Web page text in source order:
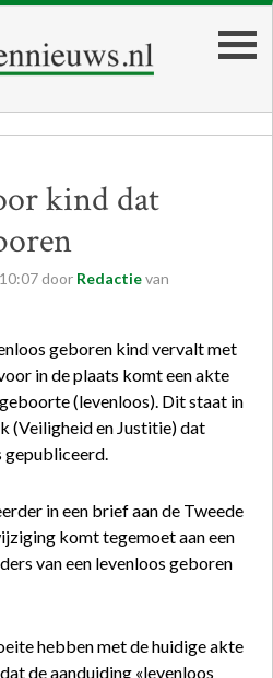
kind dat
10:07 door Redactievan
geboren kind vervalt met
in de plaats komt een akte
(levenloos). Dit staat in
(Veiligheid en Justitie) dat
gepubliceerd.
in een brief aan de Tweede
komt tegemoet aan een
van een levenloos geboren
hebben met de huidige akte
de aanduiding «levenloos